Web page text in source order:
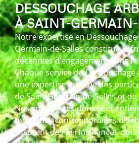
DESSOUCHAGE
À SAINT-GERMAIN-
Notre expertise en
Germain-de-Salles constitue le
décennies d’engagement dans
Chaque service de
une expertise pointue des
de Saint-Germain-de-Salles et
Nos spécialistes dominent
méthodes contemporaines
assurant des performances